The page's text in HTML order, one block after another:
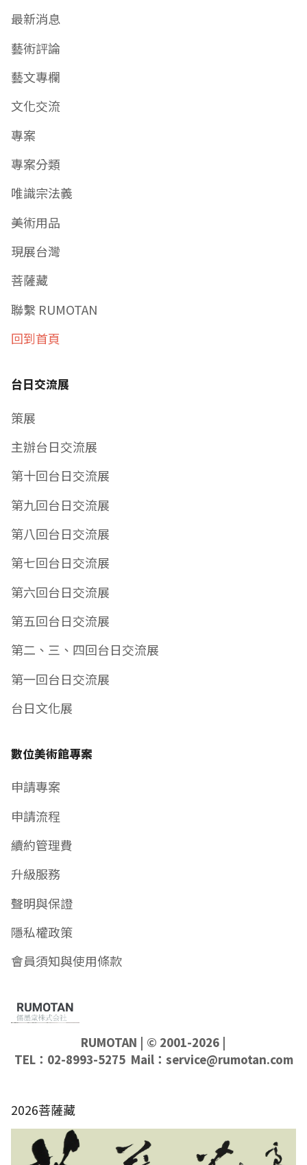
最新消息
藝術評論
藝文專欄
文化交流
專案
專案分類
唯識宗法義
美術用品
現展台灣
菩薩藏
聯繫 RUMOTAN
回到首頁
台日交流展
策展
主辦台日交流展
第十回台日交流展
第九回台日交流展
第八回台日交流展
第七回台日交流展
第六回台日交流展
第五回台日交流展
第二、三、四回台日交流展
第一回台日交流展
台日文化展
數位美術館專案
申請專案
申請流程
續約管理費
升級服務
聲明與保證
隱私權政策
會員須知與使用條款
RUMOTAN | © 2001-2026 |
TEL：02-8993-5275 Mail： service@rumotan.com
2026菩薩藏